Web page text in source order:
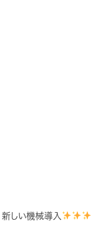
新しい機械導入